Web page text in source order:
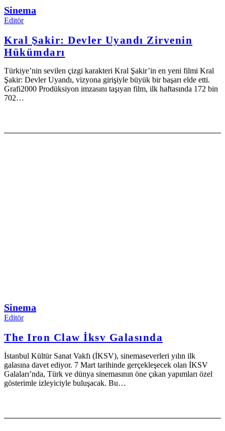
Sinema
Editör
Kral Şakir: Devler Uyandı Zirvenin
Hükümdarı
Türkiye’nin sevilen çizgi karakteri Kral Şakir’in en yeni filmi Kral
Şakir: Devler Uyandı, vizyona girişiyle büyük bir başarı elde etti.
Grafi2000 Prodüksiyon imzasını taşıyan film, ilk haftasında 172 bin
702…
Sinema
Editör
The Iron Claw İksv Galasında
İstanbul Kültür Sanat Vakfı (İKSV), sinemaseverleri yılın ilk
galasına davet ediyor. 7 Mart tarihinde gerçekleşecek olan İKSV
Galaları’nda, Türk ve dünya sinemasının öne çıkan yapımları özel
gösterimle izleyiciyle buluşacak. Bu…